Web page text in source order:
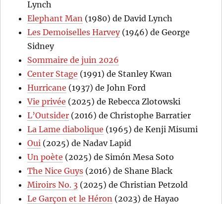
Lynch
Elephant Man (1980) de David Lynch
Les Demoiselles Harvey(1946) de George
Sidney
Sommaire de juin 2026
Center Stage (1991) de Stanley Kwan
Hurricane (1937) de John Ford
Vie privée (2025) de Rebecca Zlotowski
L’Outsider (2016) de Christophe Barratier
La Lame diabolique (1965) de Kenji Misumi
Oui (2025) de Nadav Lapid
Un poète (2025) de Simón Mesa Soto
The Nice Guys (2016) de Shane Black
Miroirs No. 3 (2025) de Christian Petzold
Le Garçon et le Héron (2023) de Hayao